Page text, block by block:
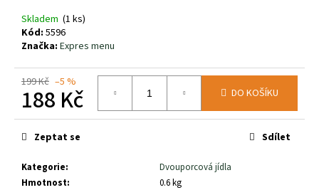
Skladem (1 ks)
Kód: 5596
Značka: Expres menu
199 Kč –5 %
188 Kč
Měrná
cena:
DO KOŠÍKU
Kategorie:
Dvouporcová jídla
Hmotnost: 0.6 kg
Zeptat se Sdílet
D
o
p
u